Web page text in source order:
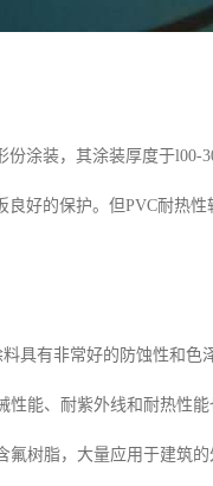
涂装，其涂装厚度于
好的保护。但PVC耐热
具有非常好的防蚀性和
能、耐紫外线和耐热性
树脂，大量应用于建筑